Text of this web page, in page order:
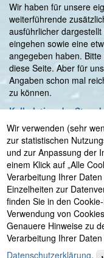
Wir haben für unsere
weiterführende
ausführlicher
eingehen sowie eine
angegeben haben.
diese Seite. Aber für
Angaben schon mal
zu können.
Kalkulation der
© 2001 - 2026
urlaub.com •
oder +34
Optionsbuchung•
direkt in Nerja•
Spanien:private
Sayalonga-
Wir verwenden (sehr
zur statistischen
und zur Anpassung der
einem Klick auf „Alle
Verarbeitung Ihrer
Einzelheiten zur
finden Sie in den
Verwendung von
Genauere Hinweise zu
Verarbeitung Ihrer
Datenschutzerklärung.